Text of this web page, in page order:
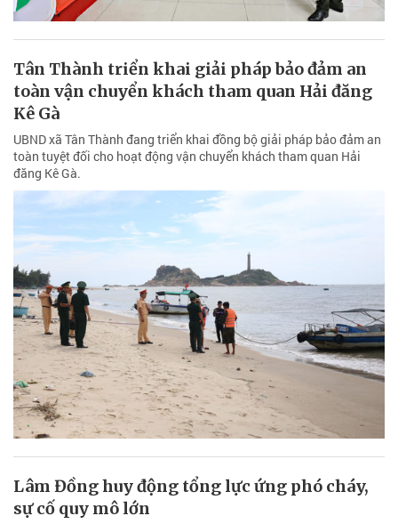
Tân Thành triển khai giải pháp bảo đảm an
toàn vận chuyển khách tham quan Hải đăng
Kê Gà
UBND xã Tân Thành đang triển khai đồng bộ giải pháp bảo đảm an
toàn tuyệt đối cho hoạt động vận chuyển khách tham quan Hải
đăng Kê Gà.
Lâm Đồng huy động tổng lực ứng phó cháy,
sự cố quy mô lớn